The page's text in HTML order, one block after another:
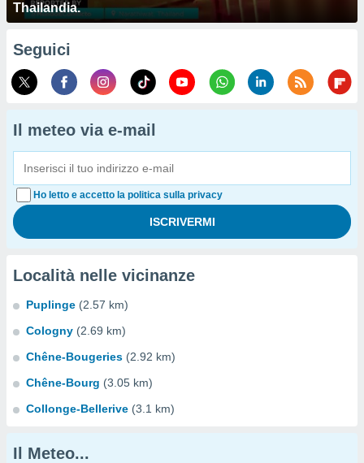
Thailandia.
Seguici
Il meteo via e-mail
Ho letto e accetto la politica sulla privacy
Località nelle vicinanze
Puplinge (2.57 km)
Cologny (2.69 km)
Chêne-Bougeries (2.92 km)
Chêne-Bourg (3.05 km)
Collonge-Bellerive (3.1 km)
Il Meteo...